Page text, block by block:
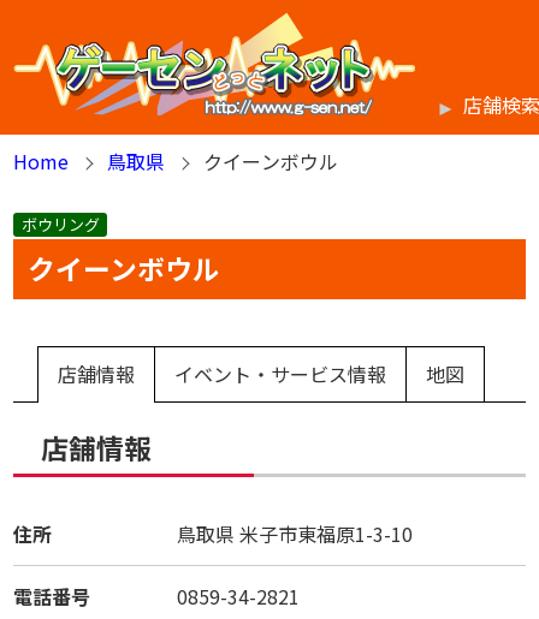
店舗検
Home
鳥取県 クイーンボウル
ボウリング
クイーンボウル
店舗情報 イベント・サービス情報 地図
店舗情報
住所 鳥取県 米子市東福原1-3-10
電話番号 0859-34-2821